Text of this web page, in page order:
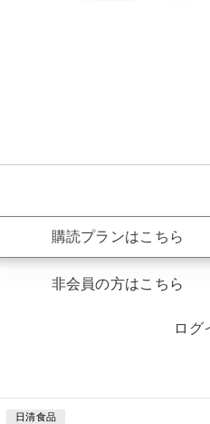
購読プランはこちら
非会員の方はこちら
ログ
日清食品